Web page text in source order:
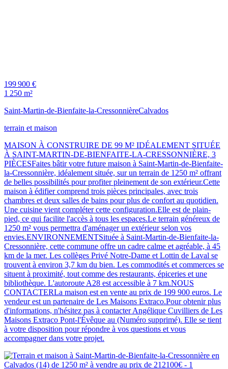
199 900 €
1 250 m²
Saint-Martin-de-Bienfaite-la-CressonnièreCalvados
terrain et maison
MAISON À CONSTRUIRE DE 99 M² IDÉALEMENT SITUÉE
À SAINT-MARTIN-DE-BIENFAITE-LA-CRESSONNIÈRE, 3
PIÈCESFaites bâtir votre future maison à Saint-Martin-de-Bienfaite-
la-Cressonnière, idéalement située, sur un terrain de 1250 m² offrant
de belles possibilités pour profiter pleinement de son extérieur.Cette
maison à édifier comprend trois pièces principales, avec trois
chambres et deux salles de bains pour plus de confort au quotidien.
Une cuisine vient compléter cette configuration.Elle est de plain-
pied, ce qui facilite l'accès à tous les espaces.Le terrain généreux de
1250 m² vous permettra d'aménager un extérieur selon vos
envies.ENVIRONNEMENTSituée à Saint-Martin-de-Bienfaite-la-
Cressonnière, cette commune offre un cadre calme et agréable, à 45
km de la mer. Les collèges Privé Notre-Dame et Lottin de Laval se
trouvent à environ 3,7 km du bien. Les commodités et commerces se
situent à proximité, tout comme des restaurants, épiceries et une
bibliothèque. L'autoroute A28 est accessible à 7 km.NOUS
CONTACTERLa maison est en vente au prix de 199 900 euros. Le
vendeur est un partenaire de Les Maisons Extraco.Pour obtenir plus
d'informations, n'hésitez pas à contacter Angélique Cuvilliers de Les
Maisons Extraco Pont-l'Évêque au (Numéro supprimé). Elle se tient
à votre disposition pour répondre à vos questions et vous
accompagner dans votre projet.